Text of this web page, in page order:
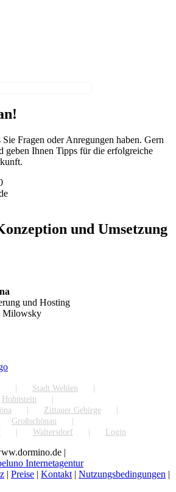
Fragen oder Anregungen haben. Gern
geben Ihnen Tipps für die erfolgreiche
und Umsetzung
und Hosting
Milowsky
Stadt Wehlen
Hohnstein
Zittauer Gebirge
Großschönau
Waltersdorf Login
|
Internetagentur
Preise Kontakt| Nutzungsbedingungen